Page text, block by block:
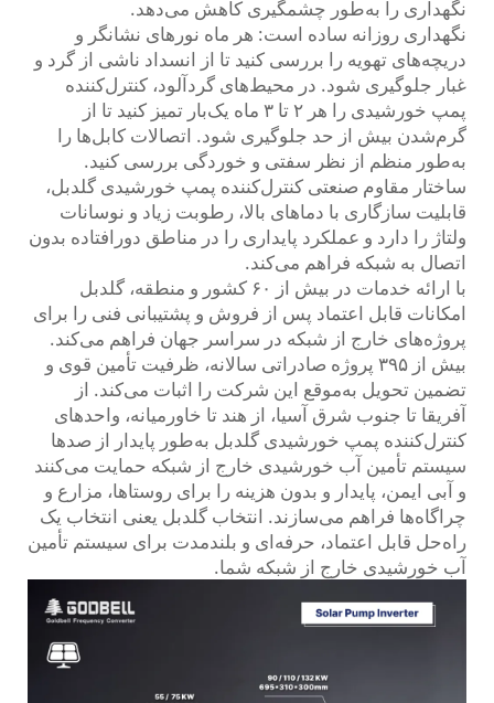
نگهداری را به‌طور چشمگیری کاهش می‌دهد.
نگهداری روزانه ساده است: هر ماه نورهای نشانگر و
دریچه‌های تهویه را بررسی کنید تا از انسداد ناشی از گرد و
غبار جلوگیری شود. در محیط‌های گردآلود، کنترل‌کننده
پمپ خورشیدی را هر ۲ تا ۳ ماه یک‌بار تمیز کنید تا از
گرم‌شدن بیش از حد جلوگیری شود. اتصالات کابل‌ها را
به‌طور منظم از نظر سفتی و خوردگی بررسی کنید.
ساختار مقاوم صنعتی کنترل‌کننده پمپ خورشیدی گلدبل،
قابلیت سازگاری با دماهای بالا، رطوبت زیاد و نوسانات
ولتاژ را دارد و عملکرد پایداری را در مناطق دورافتاده بدون
اتصال به شبکه فراهم می‌کند.
با ارائه خدمات در بیش از ۶۰ کشور و منطقه، گلدبل
امکانات قابل اعتماد پس از فروش و پشتیبانی فنی را برای
پروژه‌های خارج از شبکه در سراسر جهان فراهم می‌کند.
بیش از ۳۹۵ پروژه صادراتی سالانه، ظرفیت تأمین قوی و
تضمین تحویل به‌موقع این شرکت را اثبات می‌کند. از
آفریقا تا جنوب شرق آسیا، از هند تا خاورمیانه، واحدهای
کنترل‌کننده پمپ خورشیدی گلدبل به‌طور پایدار از صدها
سیستم تأمین آب خورشیدی خارج از شبکه حمایت می‌کنند
و آبی ایمن، پایدار و بدون هزینه را برای روستاها، مزارع و
چراگاه‌ها فراهم می‌سازند. انتخاب گلدبل یعنی انتخاب یک
راه‌حل قابل اعتماد، حرفه‌ای و بلندمدت برای سیستم تأمین
آب خورشیدی خارج از شبکه شما.